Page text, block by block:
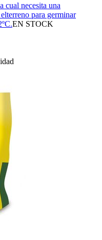
cual necesita una
para germinar
EN STOCK